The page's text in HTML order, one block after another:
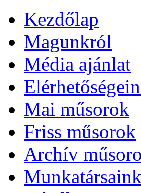
Kezdőlap
Magunkról
Média ajánlat
Mai műsorok
Friss műsorok
Archív
Munkatársaink